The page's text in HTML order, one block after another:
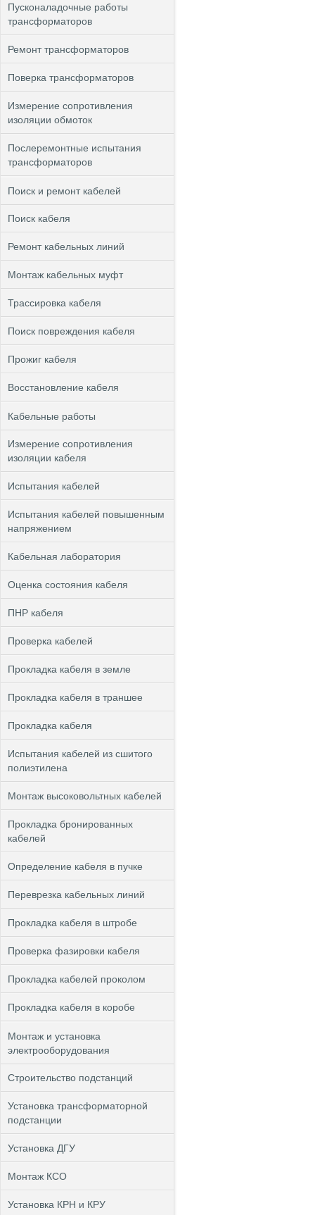
Пусконаладочные работы
трансформаторов
Ремонт трансформаторов
Поверка трансформаторов
Измерение сопротивления
изоляции обмоток
Послеремонтные испытания
трансформаторов
Поиск и ремонт кабелей
Поиск кабеля
Ремонт кабельных линий
Монтаж кабельных муфт
Трассировка кабеля
Поиск повреждения кабеля
Прожиг кабеля
Восстановление кабеля
Кабельные работы
Измерение сопротивления
изоляции кабеля
Испытания кабелей
Испытания кабелей повышенным
напряжением
Кабельная лаборатория
Оценка состояния кабеля
ПНР кабеля
Проверка кабелей
Прокладка кабеля в земле
Прокладка кабеля в траншее
Прокладка кабеля
Испытания кабелей из сшитого
полиэтилена
Монтаж высоковольтных кабелей
Прокладка бронированных
кабелей
Определение кабеля в пучке
Переврезка кабельных линий
Прокладка кабеля в штробе
Проверка фазировки кабеля
Прокладка кабелей проколом
Прокладка кабеля в коробе
Монтаж и установка
электрооборудования
Строительство подстанций
Установка трансформаторной
подстанции
Установка ДГУ
Монтаж КСО
Установка КРН и КРУ